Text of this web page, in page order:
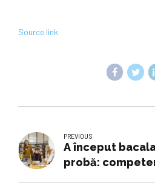
Source link
PREVIOUS
A început
probă: